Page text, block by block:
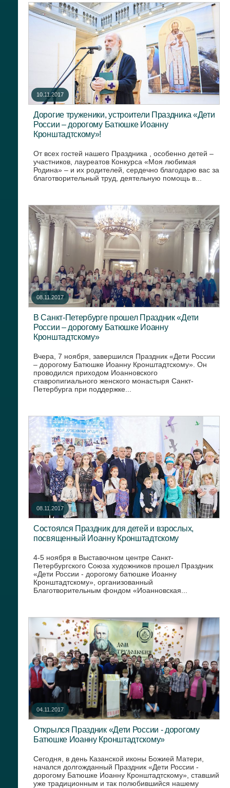
10.11.2017
Дорогие труженики, устроители Праздника «Дети
России – дорогому Батюшке Иоанну
Кронштадтскому»!
От всех гостей нашего Праздника , особенно детей –
участников, лауреатов Конкурса «Моя любимая
Родина» – и их родителей, сердечно благодарю вас за
благотворительный труд, деятельную помощь в...
08.11.2017
В Санкт-Петербурге прошел Праздник «Дети
России – дорогому Батюшке Иоанну
Кронштадтскому»
Вчера, 7 ноября, завершился Праздник «Дети России
– дорогому Батюшке Иоанну Кронштадтскому». Он
проводился приходом Иоанновского
ставропигиального женского монастыря Санкт-
Петербурга при поддержке...
08.11.2017
Состоялся Праздник для детей и взрослых,
посвященный Иоанну Кронштадтскому
4-5 ноября в Выставочном центре Санкт-
Петербургского Союза художников прошел Праздник
«Дети России - дорогому батюшке Иоанну
Кронштадтскому», организованный
Благотворительным фондом «Иоанновская...
04.11.2017
Открылся Праздник «Дети России - дорогому
Батюшке Иоанну Кронштадтскому»
Сегодня, в день Казанской иконы Божией Матери,
начался долгожданный Праздник «Дети России -
дорогому Батюшке Иоанну Кронштадтскому», ставший
уже традиционным и так полюбившийся нашему